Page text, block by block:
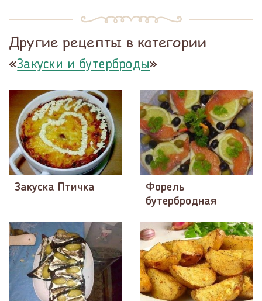
Другие рецепты в категории
«Закуски и бутерброды»
Закуска Птичка
Форель
бутербродная